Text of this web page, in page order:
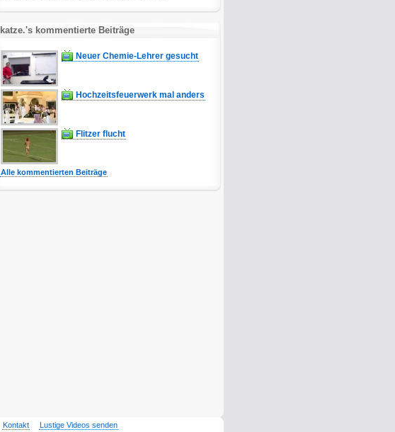
katze.'s kommentierte Beiträge
Neuer Chemie-Lehrer gesucht
Hochzeitsfeuerwerk mal anders
Flitzer flucht
Alle kommentierten Beiträge
Kontakt Lustige Videos senden